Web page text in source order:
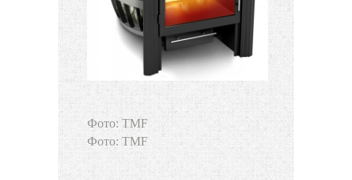
Фото: TMF
Фото: TMF